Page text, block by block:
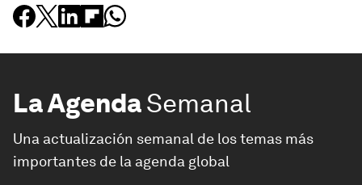
La AgendaSemanal
Una actualización semanal de los temas más
importantes de la agenda global